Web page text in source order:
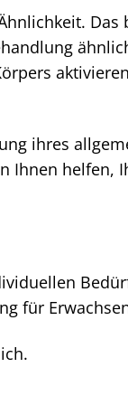
Das
ihres
Ihnen helfen,
für